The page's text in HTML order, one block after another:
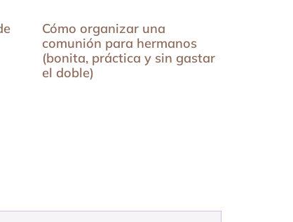
Cómo organizar una
comunión para hermanos
(bonita, práctica y sin gastar
el doble)